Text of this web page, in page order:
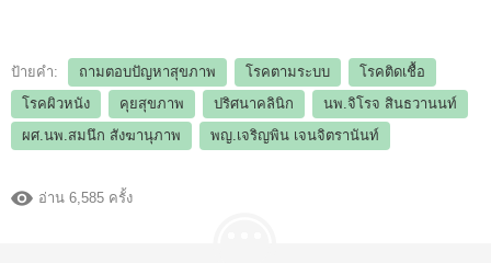
ป้ายคำ: ถามตอบปัญหาสุขภาพ โรคตามระบบ
โรคติดเชื้อ
โรคผิวหนัง
คุยสุขภาพ ปริศนาคลินิก
นพ.จิโรจ สินธวานนท์
ผศ.นพ.สมนึก สังฆานุภาพ
พญ.เจริญพิน เจนจิตรานันท์
อ่าน 6,585 ครั้ง